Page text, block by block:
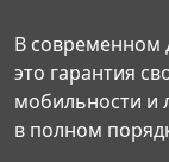
В
это гарантия
мобильности и
в полном